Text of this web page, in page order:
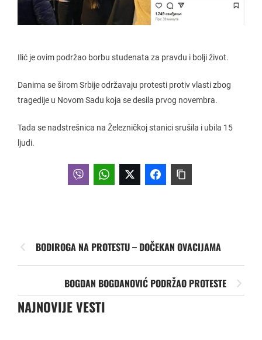
Ilić je ovim podržao borbu studenata za pravdu i bolji život.
Danima se širom Srbije održavaju protesti protiv vlasti zbog
tragedije u Novom Sadu koja se desila prvog novembra.
Tada se nadstrešnica na Železničkoj stanici srušila i ubila 15
ljudi.
BODIROGA NA PROTESTU – DOČEKAN OVACIJAMA
BOGDAN BOGDANOVIĆ PODRŽAO PROTESTE
NAJNOVIJE VESTI